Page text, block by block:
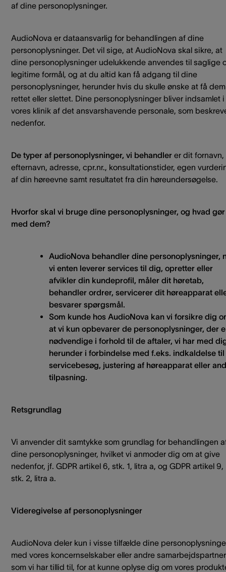
af dine personoplysninger.
AudioNova er dataansvarlig for behandlingen af dine
personoplysninger. Det vil sige, at AudioNova skal sikre, at
dine personoplysninger udelukkende anvendes til saglige
legitime formål, og at du altid kan få adgang til dine
personoplysninger, herunder hvis du skulle ønske at få dem
rettet eller slettet. Dine personoplysninger bliver indsamlet i
vores klinik af det ansvarshavende personale, som
nedenfor.
De typer af personoplysninger, vi behandler er dit fornavn,
efternavn, adresse, cpr.nr., konsultationstider, egen
af din høreevne samt resultatet fra din høreundersøgelse.
Hvorfor skal vi bruge dine personoplysninger, og hvad
med dem?
AudioNova behandler dine personoplysninger,
vi enten leverer services til dig, opretter eller
afvikler din kundeprofil, måler dit høretab,
behandler ordrer, servicerer dit høreapparat
besvarer spørgsmål.
Som kunde hos AudioNova kan vi forsikre dig
at vi kun opbevarer de personoplysninger, der
nødvendige i forhold til de aftaler, vi har med
herunder i forbindelse med f.eks. indkaldelse til
servicebesøg, justering af høreapparat eller
tilpasning.
Retsgrundlag
Vi anvender dit samtykke som grundlag for behandlingen
dine personoplysninger, hvilket vi anmoder dig om at give
nedenfor, jf. GDPR artikel 6, stk. 1, litra a, og GDPR artikel 9,
stk. 2, litra a.
Videregivelse af personoplysninger
AudioNova deler kun i visse tilfælde dine
med vores koncernselskaber eller andre
som vi har tillid til, for at kunne oplyse dig om vores